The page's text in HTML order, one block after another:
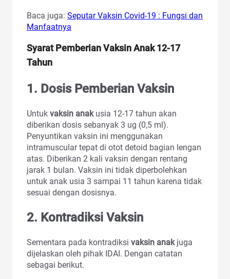
Baca juga: Seputar Vaksin Covid-19 : Fungsi dan
Manfaatnya
Syarat Pemberian Vaksin Anak 12-17
Tahun
1. Dosis Pemberian Vaksin
Untuk vaksin anakusia 12-17 tahun akan
diberikan dosis sebanyak 3 ug (0,5 ml).
Penyuntikan vaksin ini menggunakan
intramuscular tepat di otot detoid bagian lengan
atas. Diberikan 2 kali vaksin dengan rentang
jarak 1 bulan. Vaksin ini tidak diperbolehkan
untuk anak usia 3 sampai 11 tahun karena tidak
sesuai dengan dosisnya.
2. Kontradiksi Vaksin
Sementara pada kontradiksi vaksin anakjuga
dijelaskan oleh pihak IDAI. Dengan catatan
sebagai berikut.